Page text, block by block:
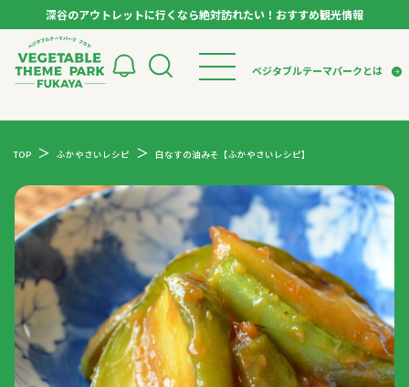
深谷のアウトレットに行くなら絶対訪れたい！おすすめ観光情報
ベジタブルテーマパークとは
スポット
イベント
特集記事
ベジタブルテーマパークとは
VTPキャストミーティング
市長インタビュー
生産者インタビュー
アンバサダー
お役立ち情報
レシピ集
TOP ふかやさいレシピ 白なすの油みそ【ふかやさいレシピ】